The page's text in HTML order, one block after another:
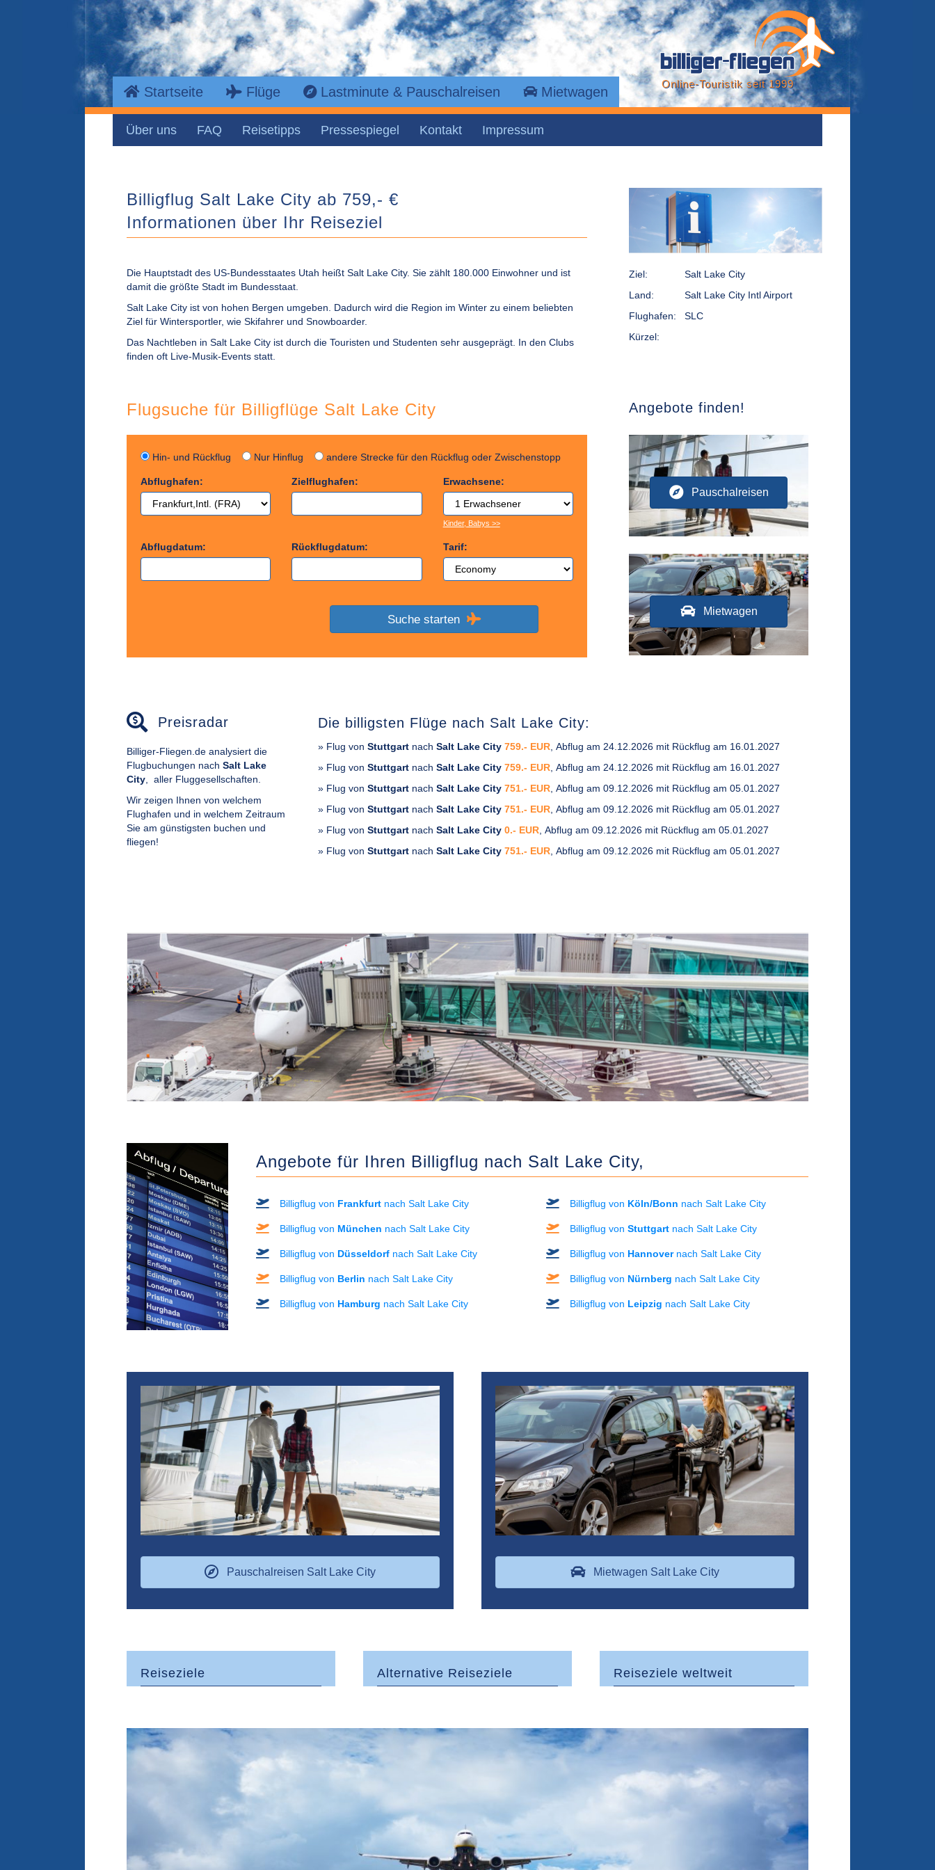
Startseite Flüge Lastminute & Pauschalreisen Mietwagen
Online-Touristik seit 1999
Über uns FAQ Reisetipps Pressespiegel Kontakt Impressum
Billigflug Salt Lake City ab 759,- €
Informationen über Ihr Reiseziel
Die Hauptstadt des US-Bundesstaates Utah heißt Salt Lake City. Sie zählt 180.000 Einwohner und ist
damit die größte Stadt im Bundesstaat.
Salt Lake City ist von hohen Bergen umgeben. Dadurch wird die Region im Winter zu einem beliebten
Ziel für Wintersportler, wie Skifahrer und Snowboarder.
Das Nachtleben in Salt Lake City ist durch die Touristen und Studenten sehr ausgeprägt. In den Clubs
finden oft Live-Musik-Events statt.
Ziel:
Land:
Flughafen:
Kürzel:
Salt Lake City
Salt Lake City Intl Airport
SLC
Flugsuche für Billigflüge Salt Lake City
Hin- und Rückflug Nur Hinflug andere Strecke für den Rückflug oder Zwischenstopp
Abflughafen: Zielflughafen: Erwachsene:
Kinder, Babys >>
Abflugdatum: Rückflugdatum: Tarif:
Angebote finden!
Pauschalreisen
Mietwagen
Preisradar
Billiger-Fliegen.de analysiert die
Flugbuchungen nach Salt Lake
City, aller Fluggesellschaften.
Wir zeigen Ihnen von welchem
Flughafen und in welchem Zeitraum
Sie am günstigsten buchen und
fliegen!
Die billigsten Flüge nach Salt Lake City:
» Flug von Stuttgartnach Salt Lake City 759.- EUR, Abflug am 24.12.2026 mit Rückflug am 16.01.2027
» Flug von Stuttgartnach Salt Lake City 759.- EUR, Abflug am 24.12.2026 mit Rückflug am 16.01.2027
» Flug von Stuttgartnach Salt Lake City 751.- EUR, Abflug am 09.12.2026 mit Rückflug am 05.01.2027
» Flug von Stuttgartnach Salt Lake City 751.- EUR, Abflug am 09.12.2026 mit Rückflug am 05.01.2027
» Flug von Stuttgartnach Salt Lake City 0.- EUR, Abflug am 09.12.2026 mit Rückflug am 05.01.2027
» Flug von Stuttgartnach Salt Lake City 751.- EUR, Abflug am 09.12.2026 mit Rückflug am 05.01.2027
Angebote für Ihren Billigflug nach Salt Lake City,
Billigflug von Frankfurt nach Salt Lake City
Billigflug von München nach Salt Lake City
Billigflug von Düsseldorf nach Salt Lake City
Billigflug von Berlin nach Salt Lake City
Billigflug von Hamburg nach Salt Lake City
Billigflug von Köln/Bonn nach Salt Lake City
Billigflug vonStuttgart nach Salt Lake City
Billigflug von Hannovernach Salt Lake City
Billigflug von Nürnberg nach Salt Lake City
Billigflug von Leipzig nach Salt Lake City
Pauschalreisen Salt Lake City Mietwagen Salt Lake City
Reiseziele Alternative Reiseziele Reiseziele weltweit